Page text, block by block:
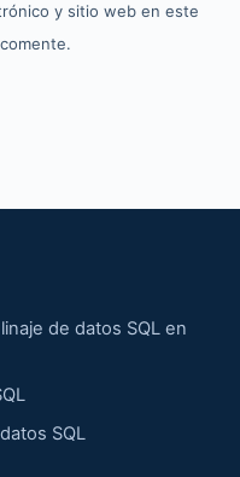
y sitio web en este
de datos SQL en
SQL